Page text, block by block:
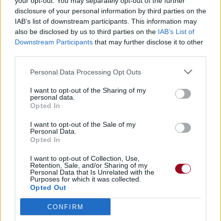
disclosure of your personal information by third parties on the
IAB’s list of downstream participants. This information may
also be disclosed by us to third parties on the IAB’s List of
Downstream Participants that may further disclose it to other
Personal Data Processing Opt Outs
I want to opt-out of the Sharing of my
personal data.
Opted In
I want to opt-out of the Sale of my
Personal Data.
Opted In
I want to opt-out of Collection, Use,
Retention, Sale, and/or Sharing of my
Personal Data that Is Unrelated with the
Purposes for which it was collected.
Opted Out
CONFIRM